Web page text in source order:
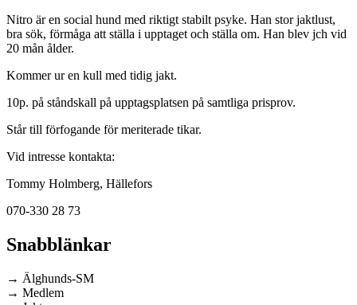
Nitro är en social hund med riktigt stabilt psyke. Han stor jaktlust,
bra sök, förmåga att ställa i upptaget och ställa om. Han blev jch vid
20 mån ålder.
Kommer ur en kull med tidig jakt.
10p. på ståndskall på upptagsplatsen på samtliga prisprov.
Står till förfogande för meriterade tikar.
Vid intresse kontakta:
Tommy Holmberg, Hällefors
070-330 28 73
Snabblänkar
→ Älghunds-SM
→ Medlem